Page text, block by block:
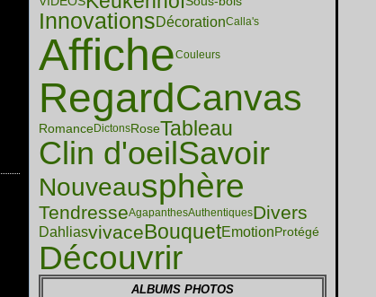
InnovationsDécorationCalla's
AfficheCouleurs
RegardCanvas
RomanceDictonsRoseTableau
Clin d'oeil Savoir
Nouveausphère
TendresseAgapanthesAuthentiquesDivers
DahliasvivaceBouquetEmotionProtégé
Découvrir
ALBUMS PHOTOS